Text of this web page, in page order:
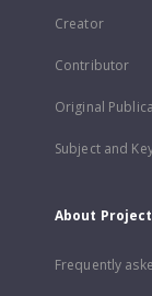
Creator
Contributor
Original
Subject and
About Project
Frequently